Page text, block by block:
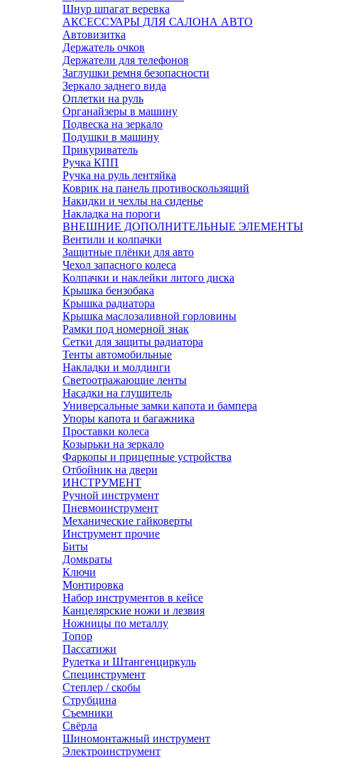
Шнур шпагат веревка
АКСЕССУАРЫ ДЛЯ САЛОНА АВТО
Автовизитка
Держатель очков
Держатели для телефонов
Заглушки ремня безопасности
Зеркало заднего вида
Оплетки на руль
Органайзеры в машину
Подвеска на зеркало
Подушки в машину
Прикуриватель
Ручка КПП
Ручка на руль лентяйка
Коврик на панель противоскользящий
Накидки и чехлы на сиденье
Накладка на пороги
ВНЕШНИЕ ДОПОЛНИТЕЛЬНЫЕ ЭЛЕМЕНТЫ
Вентили и колпачки
Защитные плёнки для авто
Чехол запасного колеса
Колпачки и наклейки литого диска
Крышка бензобака
Крышка радиатора
Крышка маслозаливной горловины
Рамки под номерной знак
Сетки для защиты радиатора
Тенты автомобильные
Накладки и молдинги
Светоотражающие ленты
Насадки на глушитель
Универсальные замки капота и бампера
Упоры капота и багажника
Проставки колеса
Козырьки на зеркало
Фаркопы и прицепные устройства
Отбойник на двери
ИНСТРУМЕНТ
Ручной инструмент
Пневмоинструмент
Механические гайковерты
Инструмент прочиe
Биты
Домкраты
Ключи
Монтировка
Набор инструментов в кейсе
Канцелярские ножи и лезвия
Ножницы по металлу
Топор
Пассатижи
Рулетка и Штангенциркуль
Специнструмент
Степлер / скобы
Струбцина
Съемники
Свёрла
Шиномонтажный инструмент
Электроинструмент